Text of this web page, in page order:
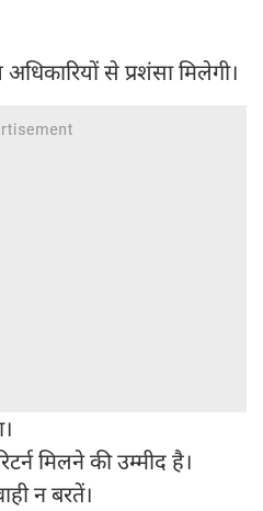
से प्रशंसा मिलेगी।
मिलने की उम्मीद है।
न बरतें।